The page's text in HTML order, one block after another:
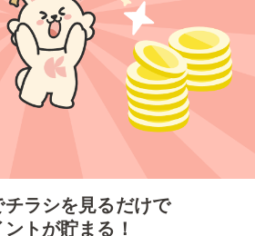
チラシを見るだけで
トが貯まる！